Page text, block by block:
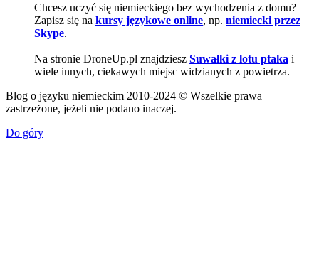
Chcesz uczyć się niemieckiego bez wychodzenia z domu?
Zapisz się na kursy językowe online, np. niemiecki przez
Skype.
Na stronie DroneUp.pl znajdziesz Suwałki z lotu ptaka i
wiele innych, ciekawych miejsc widzianych z powietrza.
Blog o języku niemieckim 2010-2024 © Wszelkie prawa
zastrzeżone, jeżeli nie podano inaczej.
Do góry